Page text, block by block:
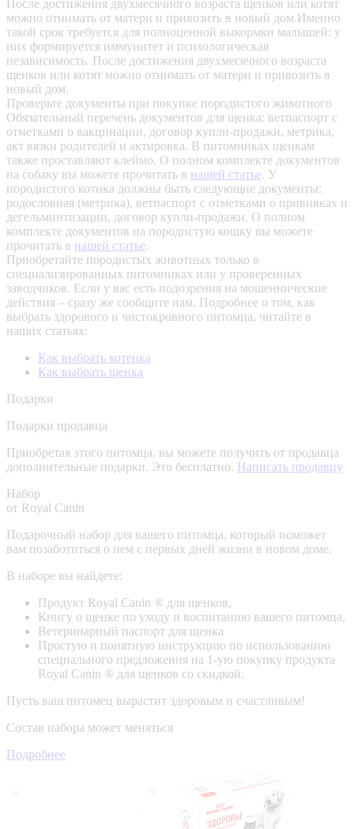
После достижения двухмесячного возраста щенков или котят
можно отнимать от матери и привозить в новый дом.Именно
такой срок требуется для полноценной выкормки малышей: у
них формируется иммунитет и психологическая
независимость. После достижения двухмесячного возраста
щенков или котят можно отнимать от матери и привозить в
новый дом.
Проверьте документы при покупке породистого животного
Обязательный перечень документов для щенка: ветпаспорт с
отметками о вакцинации, договор купли-продажи, метрика,
акт вязки родителей и актировка. В питомниках щенкам
также проставляют клеймо. О полном комплекте документов
на собаку вы можете прочитать в нашей статье. У
породистого котика должны быть следующие документы:
родословная (метрика), ветпаспорт с отметками о прививках и
дегельминтизации, договор купли-продажи. О полном
комплекте документов на породистую кошку вы можете
прочитать в нашей статье.
Приобретайте породистых животных только в
специализированных питомниках или у проверенных
заводчиков. Если у вас есть подозрения на мошеннические
действия – сразу же сообщите нам. Подробнее о том, как
выбрать здорового и чистокровного питомца, читайте в
наших статьях:
Как выбрать котенка
Как выбрать щенка
Подарки
Подарки продавца
Приобретая этого питомца, вы можете получить от продавца
дополнительные подарки. Это бесплатно. Написать продавцу
Набор
от Royal Canin
Подарочный набор для вашего питомца, который поможет
вам позаботиться о нем с первых дней жизни в новом доме.
В наборе вы найдете:
Продукт Royal Canin ® для щенков,
Книгу о щенке по уходу и воспитанию вашего питомца,
Ветеринарный паспорт для щенка
Простую и понятную инструкцию по использованию
специального предложения на 1-ую покупку продукта
Royal Canin ® для щенков со скидкой.
Пусть ваш питомец вырастит здоровым и счастливым!
Состав набора может меняться
Подробнее